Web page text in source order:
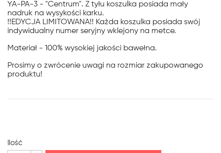
YA-PA-3 - "Centrum". Z tyłu koszulka posiada mały
nadruk na wysykości karku.
!!EDYCJA LIMITOWANA!! Każda koszulka posiada swój
indywidualny numer seryjny wklejony na metce.
Materiał - 100% wysokiej jakości bawełna.
Prosimy o zwrócenie uwagi na rozmiar zakupowanego
produktu!
Ilość